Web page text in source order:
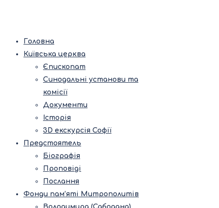
Головна
Київська церква
Єпископат
Синодальні установи та
комісії
Документи
Історія
3D екскурсія Софії
Предстоятель
Біографія
Проповіді
Послання
Фонди пам’яті Митрополитів